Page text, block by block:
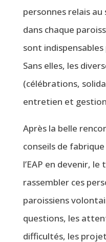
personnes relais
dans chaque
sont
Sans elles, les
(célébrations,
entretien et
Après la belle
conseils de
l’EAP en devenir,
rassembler ces
paroissiens
questions, les
difficultés, les